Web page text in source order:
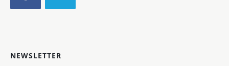
NEWSLETTER